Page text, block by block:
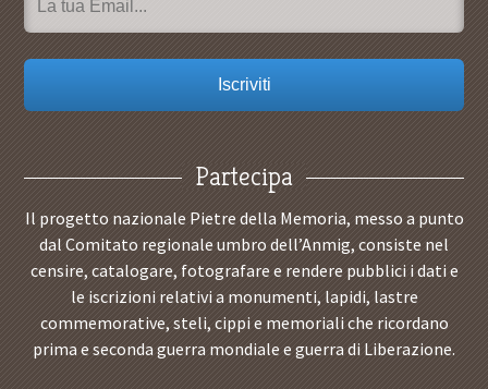
Partecipa
Il progetto nazionale Pietre della Memoria, messo a punto
dal Comitato regionale umbro dell’Anmig, consiste nel
censire, catalogare, fotografare e rendere pubblici i dati e
le iscrizioni relativi a monumenti, lapidi, lastre
commemorative, steli, cippi e memoriali che ricordano
prima e seconda guerra mondiale e guerra di Liberazione.